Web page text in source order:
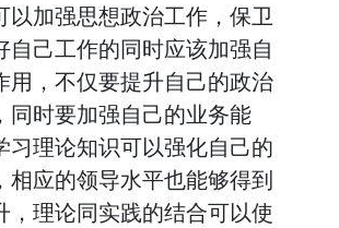
以加强思想政治工作，保卫
自己工作的同时应该加强自
用，不仅要提升自己的政治
同时要加强自己的业务能
习理论知识可以强化自己的
相应的领导水平也能够得到
，理论同实践的结合可以使